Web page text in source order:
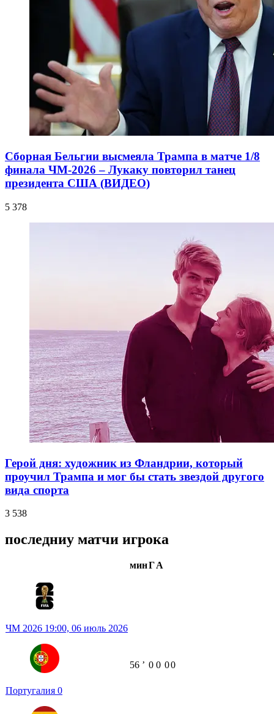
Сборная Бельгии высмеяла Трампа в матче 1/8
финала ЧМ-2026 – Лукаку повторил танец
президента США (ВИДЕО)
5 378
Герой дня: художник из Фландрии, который
проучил Трампа и мог бы стать звездой другого
вида спорта
3 538
последниу матчи игрока
минГА
ЧМ 2026 19:00, 06 июль 2026
Португалия 0
56 ʼ 0 0 00